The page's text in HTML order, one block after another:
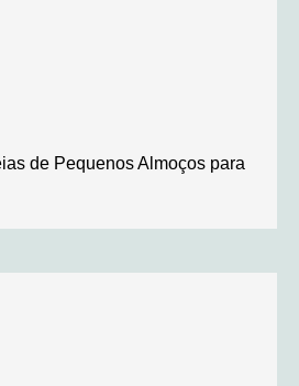
de Pequenos Almoços para